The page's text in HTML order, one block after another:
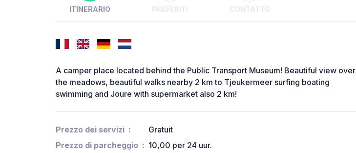
ITINERARIO PREFERITI CONTATTO
A camper place located behind the Public Transport Museum! Beautiful view over
the meadows, beautiful walks nearby 2 km to Tjeukermeer surfing boating
swimming and Joure with supermarket also 2 km!
Prezzo dei servizi
Gratuit
Prezzo di parcheggio
10,00 per 24 uur.